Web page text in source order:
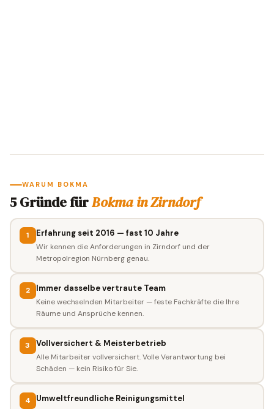
WARUM BOKMA
5 Gründe fürBokma in Zirndorf
1 Erfahrung seit 2016 — fast 10 Jahre
Wir kennen die Anforderungen in Zirndorf und der
Metropolregion Nürnberg genau.
2 Immer dasselbe vertraute Team
Keine wechselnden Mitarbeiter — feste Fachkräfte die Ihre
Räume und Ansprüche kennen.
3 Vollversichert & Meisterbetrieb
Alle Mitarbeiter vollversichert. Volle Verantwortung bei
Schäden — kein Risiko für Sie.
4 Umweltfreundliche Reinigungsmittel